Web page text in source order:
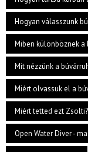
Hogyan válasszunk
Miben különböznek
Mit nézzünk a
Miért olvassuk el a
Miért tetted ezt Zsolti?
Open Water Diver -